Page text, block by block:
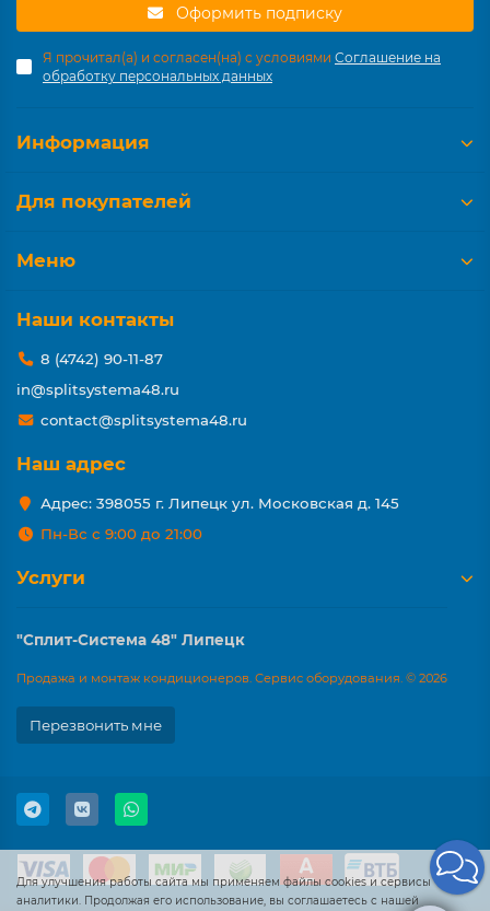
Для улучшения работы сайта мы применяем файлы cookies и сервисы
аналитики. Продолжая его использование, вы соглашаетесь с нашей
Оформить подписку
Я прочитал(а) и согласен(на) с условиями Соглашение на
обработку персональных данных
Информация
Для покупателей
Меню
Наши контакты
8 (4742) 90-11-87
in@splitsystema48.ru
contact@splitsystema48.ru
Наш адрес
Адрес: 398055 г. Липецк ул. Московская д. 145
Пн-Вс с 9:00 до 21:00
Услуги
"Сплит-Система 48" Липецк
Продажа и монтаж кондиционеров. Сервис оборудования. © 2026
Перезвонить мне